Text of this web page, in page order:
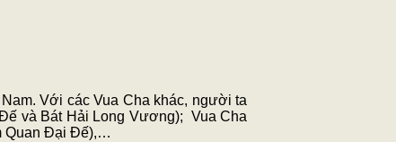
Với các Vua Cha khác, người ta
và Bát Hải Long Vương); Vua Cha
Quan Đại Đế),…